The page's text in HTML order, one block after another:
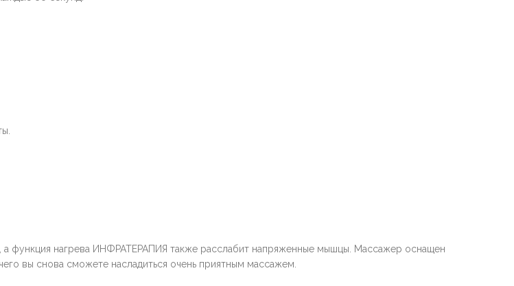
а функция нагрева ИНФРАТЕРАПИЯ также расслабит напряженные мышцы. Массажер оснащен
вы снова сможете насладиться очень приятным массажем.